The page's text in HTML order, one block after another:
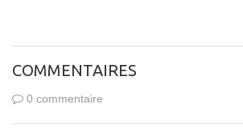
COMMENTAIRES
0 commentaire